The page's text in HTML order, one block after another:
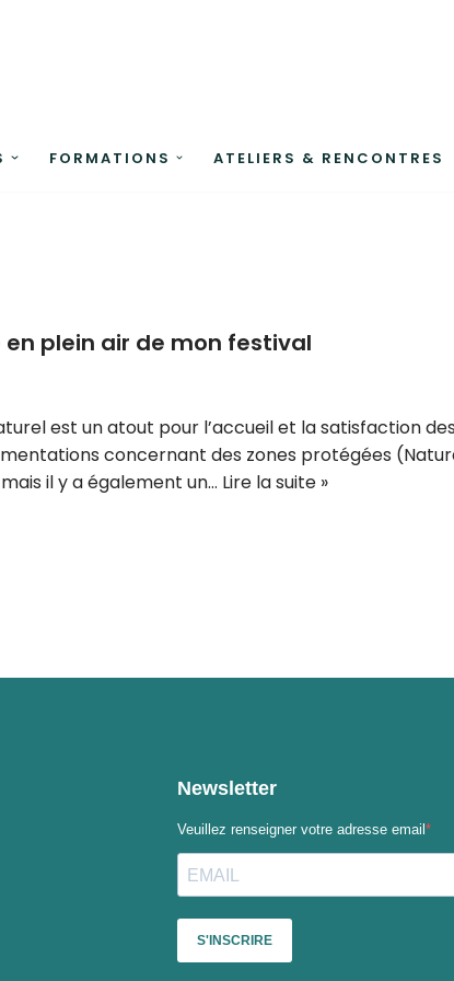
FORMATIONS ATELIERS & RENCONTRES
plein air de mon festival
est un atout pour l’accueil et la satisfaction
concernant des zones protégées
il y a également un… Lire la suite »